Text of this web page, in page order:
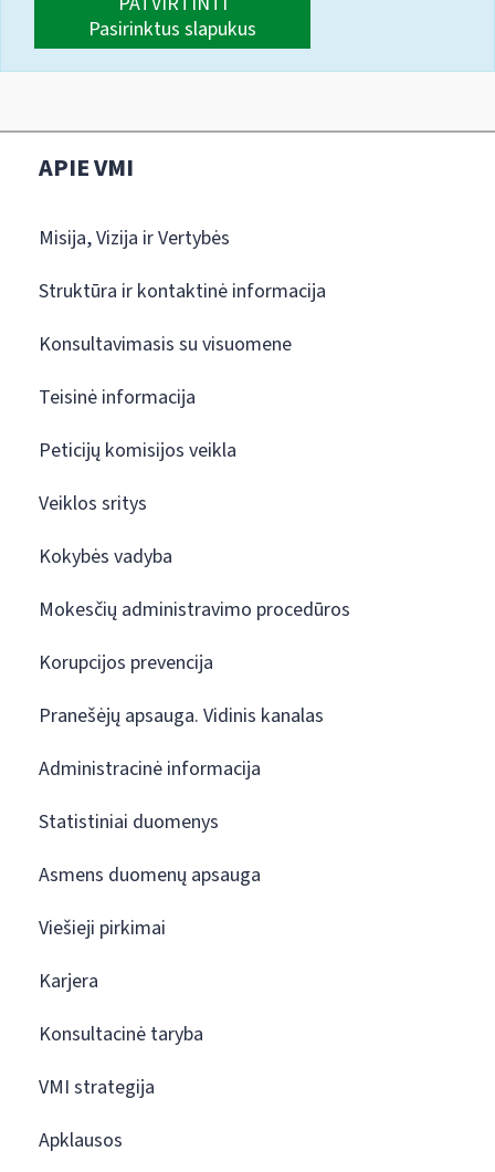
Pasirinktus slapukus
APIE VMI
Misija, Vizija ir Vertybės
Struktūra ir kontaktinė informacija
Konsultavimasis su visuomene
Teisinė informacija
Peticijų komisijos veikla
Veiklos sritys
Kokybės vadyba
Mokesčių administravimo procedūros
Korupcijos prevencija
Pranešėjų apsauga. Vidinis kanalas
Administracinė informacija
Statistiniai duomenys
Asmens duomenų apsauga
Viešieji pirkimai
Karjera
Konsultacinė taryba
VMI strategija
Apklausos